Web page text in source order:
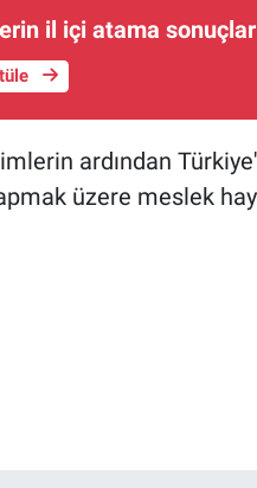
il içi atama
ardından
üzere meslek